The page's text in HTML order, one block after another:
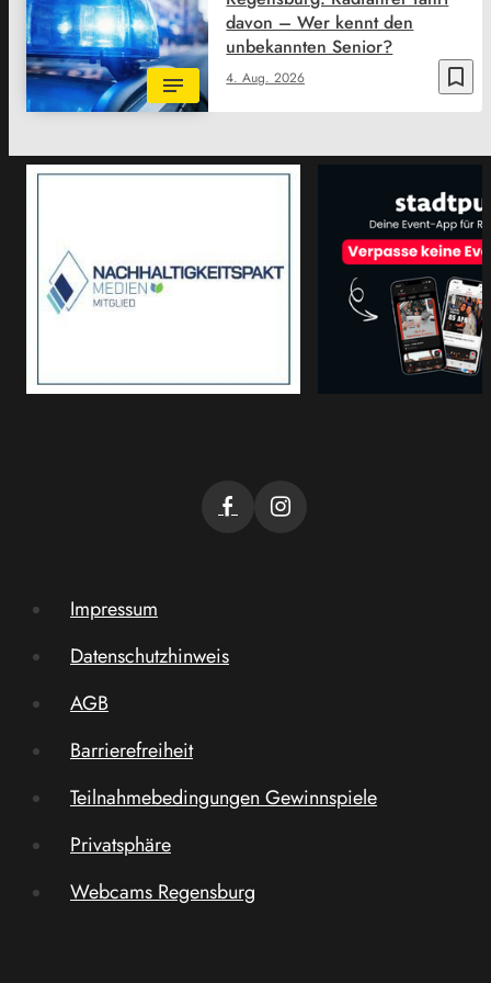
bookmark_border
4. Aug. 2026
davon – Wer kennt den
unbekannten Senior?
Impressum
Datenschutzhinweis
AGB
Barrierefreiheit
Teilnahmebedingungen Gewinnspiele
Privatsphäre
Webcams Regensburg